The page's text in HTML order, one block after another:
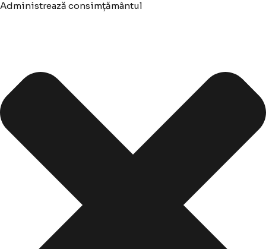
Administrează consimțământul